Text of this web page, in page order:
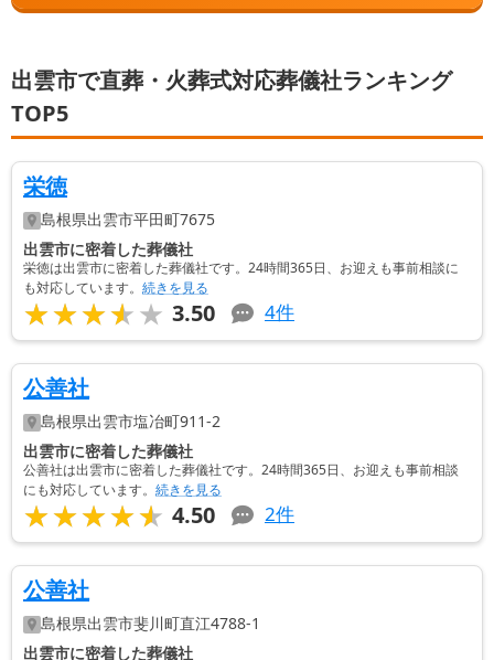
出雲市で直葬・火葬式対応葬儀社ランキング
TOP5
栄徳
島根県出雲市平田町7675
出雲市に密着した葬儀社
栄徳は出雲市に密着した葬儀社です。24時間365日、お迎えも事前相談に
も対応しています。 続きを見る
★★★★★
★★★★★ 3.50 4件
公善社
島根県出雲市塩冶町911-2
出雲市に密着した葬儀社
公善社は出雲市に密着した葬儀社です。24時間365日、お迎えも事前相談
にも対応しています。 続きを見る
★★★★★
★★★★★ 4.50 2件
公善社
島根県出雲市斐川町直江4788-1
出雲市に密着した葬儀社